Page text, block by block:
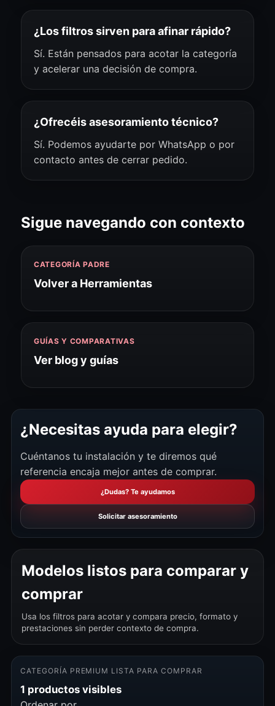
¿Los filtros sirven para afinar rápido?
Sí. Están pensados para acotar la categoría
y acelerar una decisión de compra.
¿Ofrecéis asesoramiento técnico?
Sí. Podemos ayudarte por WhatsApp o por
contacto antes de cerrar pedido.
Sigue navegando con contexto
CATEGORÍA PADRE
Volver a Herramientas
GUÍAS Y COMPARATIVAS
Ver blog y guías
¿Necesitas ayuda para elegir?
Cuéntanos tu instalación y te diremos qué
referencia encaja mejor antes de comprar.
¿Dudas? Te ayudamos
Solicitar asesoramiento
Modelos listos para comparar y
comprar
Usa los filtros para acotar y compara precio, formato y
prestaciones sin perder contexto de compra.
CATEGORÍA PREMIUM LISTA PARA COMPRAR
1 productos visibles